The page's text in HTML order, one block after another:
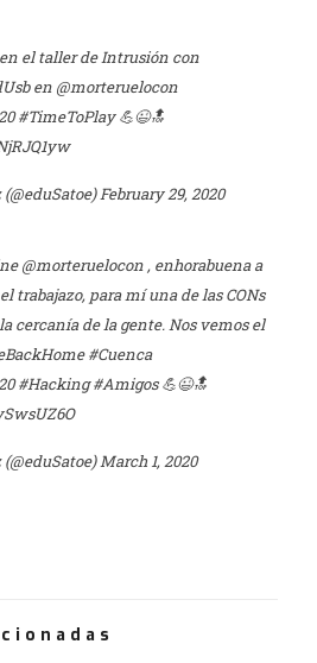
en el taller de Intrusión con
en @morteruelocon
#TimeToPlay💪😉🔝
February 29, 2020
@morteruelocon, enhorabuena a
trabajazo, para mí una de las CONs
cercanía de la gente. Nos vemos el
#Cuenca
#Hacking #Amigos💪😉🔝
March 1, 2020